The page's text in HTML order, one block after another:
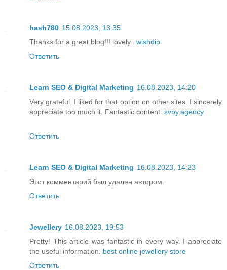
hash780 15.08.2023, 13:35
Thanks for a great blog!!! lovely.. wishdip
Ответить
Learn SEO & Digital Marketing 16.08.2023, 14:20
Very grateful. I liked for that option on other sites. I sincerely
appreciate too much it. Fantastic content. svby.agency
Ответить
Learn SEO & Digital Marketing 16.08.2023, 14:23
Этот комментарий был удален автором.
Ответить
Jewellery 16.08.2023, 19:53
Pretty! This article was fantastic in every way. I appreciate
the useful information. best online jewellery store
Ответить